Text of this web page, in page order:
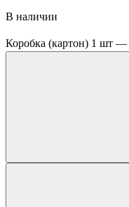
В наличии
Коробка (картон) 1 шт —